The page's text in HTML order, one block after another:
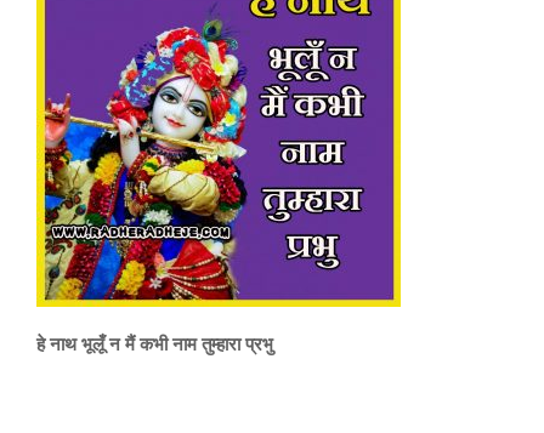
हे नाथ भूलूँ न मैं कभी नाम तुम्हारा प्रभु